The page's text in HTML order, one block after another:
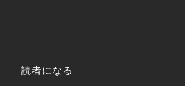
読者になる